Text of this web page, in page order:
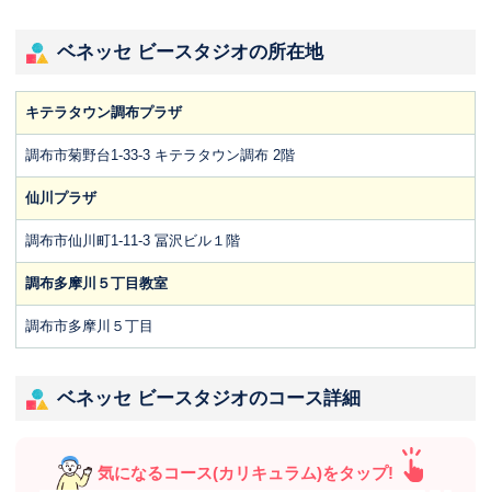
ベネッセ ビースタジオの所在地
キテラタウン調布プラザ
調布市菊野台1-33-3 キテラタウン調布 2階
仙川プラザ
調布市仙川町1-11-3 冨沢ビル１階
調布多摩川５丁目教室
調布市多摩川５丁目
ベネッセ ビースタジオのコース詳細
気になるコース(カリキュラム)をタップ!